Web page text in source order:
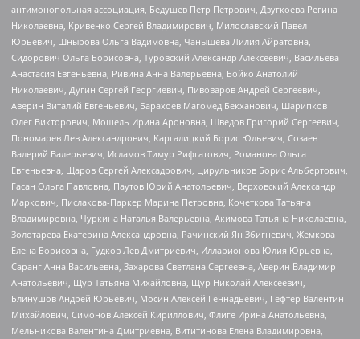
антимонопольная ассоциация, Бедушев Петр Петрович, Дзугкоева Регина
Николаевна, Кривенко Сергей Владимирович, Милославский Павел
Юрьевич, Шнырова Ольга Вадимовна, Чанышева Лилия Айратовна,
Сидорович Ольга Борисовна, Туровский Александр Алексеевич, Васильева
Анастасия Евгеньевна, Ривина Анна Валерьевна, Бойко Анатолий
Николаевич, Дугин Сергей Георгиевич, Пивоваров Андрей Сергеевич,
Аверин Виталий Евгеньевич, Барахоев Магомед Бекханович, Шарипков
Олег Викторович, Мошель Ирина Ароновна, Шведов Григорий Сергеевич,
Пономарев Лев Александрович, Каргалицкий Борис Юльевич, Созаев
Валерий Валерьевич, Исламов Тимур Рифгатович, Романова Ольга
Евгеньевна, Щаров Сергей Алексадрович, Цирульников Борис Альбертович,
Гасан Ольга Павловна, Паутов Юрий Анатольевич, Верховский Александр
Маркович, Пислакова-Паркер Марина Петровна, Кочеткова Татьяна
Владимировна, Чуркина Наталья Валерьевна, Акимова Татьяна Николаевна,
Золотарева Екатерина Александровна, Рачинский Ян Збигневич, Жемкова
Елена Борисовна, Гудков Лев Дмитриевич, Илларионова Юлия Юрьевна,
Саранг Анна Васильевна, Захарова Светлана Сергеевна, Аверин Владимир
Анатольевич, Щур Татьяна Михайловна, Щур Николай Алексеевич,
Блинушов Андрей Юрьевич, Мосин Алексей Геннадьевич, Гефтер Валентин
Михайлович, Симонов Алексей Кириллович, Флиге Ирина Анатольевна,
Мельникова Валентина Дмитриевна, Вититинова Елена Владимировна,